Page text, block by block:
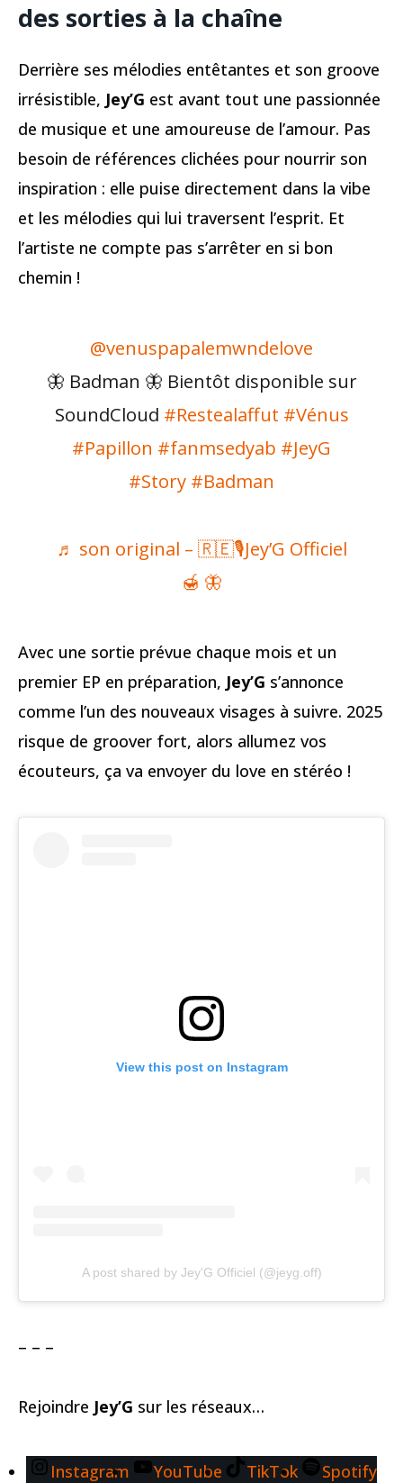
des sorties à la chaîne
Derrière ses mélodies entêtantes et son groove
irrésistible, Jey’G est avant tout une passionnée
de musique et une amoureuse de l’amour. Pas
besoin de références clichées pour nourrir son
inspiration : elle puise directement dans la vibe
et les mélodies qui lui traversent l’esprit. Et
l’artiste ne compte pas s’arrêter en si bon
chemin !
@venuspapalemwndelove
🦋 Badman 🦋 Bientôt disponible sur
SoundCloud #Restealaffut #Vénus
#Papillon #fanmsedyab #JeyG
#Story #Badman
♬ son original – 🇷🇪🎙️Jey’G Officiel
🍯 🦋
Avec une sortie prévue chaque mois et un
premier EP en préparation, Jey’G s’annonce
comme l’un des nouveaux visages à suivre. 2025
risque de groover fort, alors allumez vos
écouteurs, ça va envoyer du love en stéréo !
View this post on Instagram
A post shared by Jey'G Officiel (@jeyg.off)
– – –
Rejoindre Jey’G sur les réseaux…
Instagram YouTube TikTok Spotify